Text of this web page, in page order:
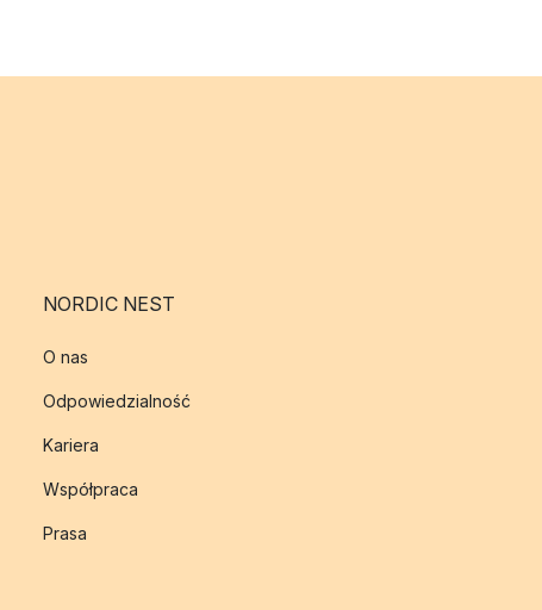
NORDIC NEST
O nas
Odpowiedzialność
Kariera
Współpraca
Prasa